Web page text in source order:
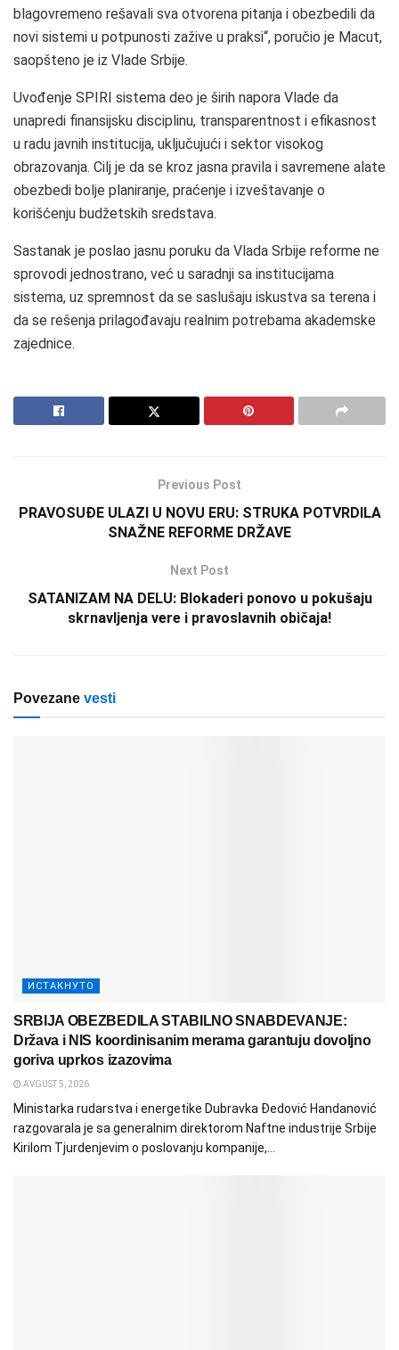
blagovremeno rešavali sva otvorena pitanja i obezbedili da
novi sistemi u potpunosti zažive u praksi“, poručio je Macut,
saopšteno je iz Vlade Srbije.
Uvođenje SPIRI sistema deo je širih napora Vlade da
unapredi finansijsku disciplinu, transparentnost i efikasnost
u radu javnih institucija, uključujući i sektor visokog
obrazovanja. Cilj je da se kroz jasna pravila i savremene alate
obezbedi bolje planiranje, praćenje i izveštavanje o
korišćenju budžetskih sredstava.
Sastanak je poslao jasnu poruku da Vlada Srbije reforme ne
sprovodi jednostrano, već u saradnji sa institucijama
sistema, uz spremnost da se saslušaju iskustva sa terena i
da se rešenja prilagođavaju realnim potrebama akademske
zajednice.
Previous Post
PRAVOSUĐE ULAZI U NOVU ERU: STRUKA POTVRDILA
SNAŽNE REFORME DRŽAVE
Next Post
SATANIZAM NA DELU: Blokaderi ponovo u pokušaju
skrnavljenja vere i pravoslavnih običaja!
Povezane vesti
ИСТАКНУТО
SRBIJA OBEZBEDILA STABILNO SNABDEVANJE:
Država i NIS koordinisanim merama garantuju dovoljno
goriva uprkos izazovima
AVGUST 5, 2026
Ministarka rudarstva i energetike Dubravka Đedović Handanović
razgovarala je sa generalnim direktorom Naftne industrije Srbije
Kirilom Tjurdenjevim o poslovanju kompanije,...